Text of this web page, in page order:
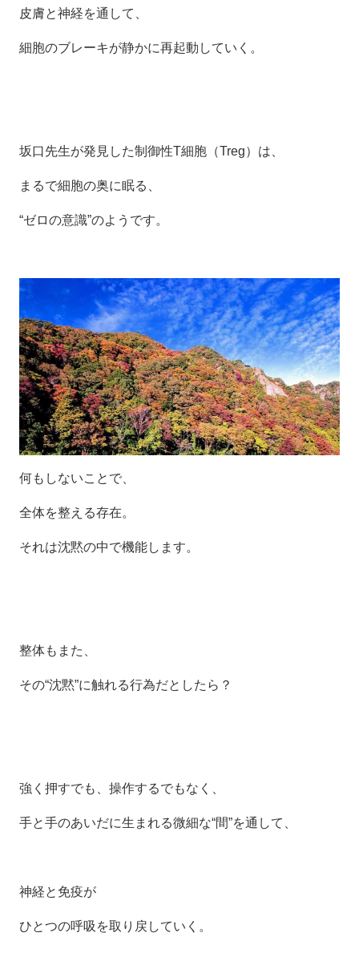
皮膚と神経を通して、
細胞のブレーキが静かに再起動していく。
坂口先生が発見した制御性T細胞（Treg）は、
まるで細胞の奥に眠る、
“ゼロの意識”のようです。
何もしないことで、
全体を整える存在。
それは沈黙の中で機能します。
整体もまた、
その“沈黙”に触れる行為だとしたら？
強く押すでも、操作するでもなく、
手と手のあいだに生まれる微細な“間”を通して、
神経と免疫が
ひとつの呼吸を取り戻していく。